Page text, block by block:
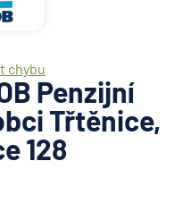
chybu
Penzijní
Třtěnice,
128